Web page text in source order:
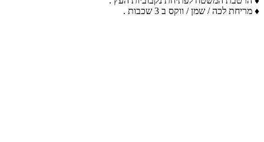
♦ מריחת לכה / שמן / ווקס ב 3 שכבות .